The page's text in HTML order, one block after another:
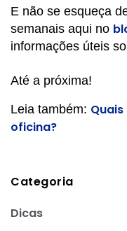
E não se esqueça
semanais aqui no
informações úteis
Até a próxima!
Leia também:
oficina?
Categoria
Dicas